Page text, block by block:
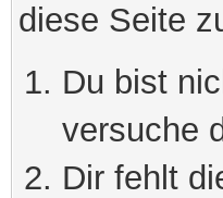
diese Seite
Du bist
versuche
Dir fehlt